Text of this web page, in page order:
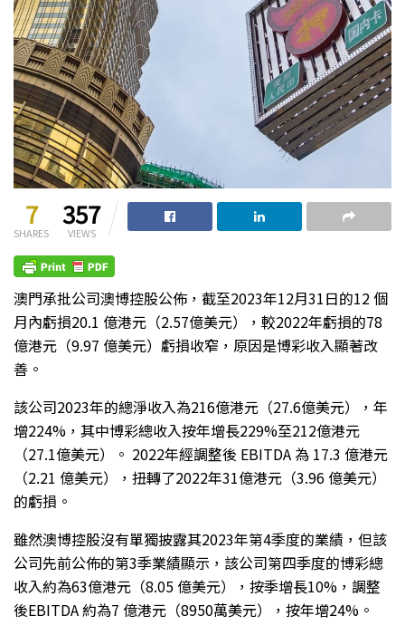
7
SHARES
357
VIEWS
澳門承批公司澳博控股公佈，截至2023年12月31日的12 個
月內虧損20.1 億港元（2.57億美元），較2022年虧損的78
億港元（9.97 億美元）虧損收窄，原因是博彩收入顯著改
善。
該公司2023年的總淨收入為216億港元（27.6億美元），年
增224%，其中博彩總收入按年增長229%至212億港元
（27.1億美元）。 2022年經調整後 EBITDA 為 17.3 億港元
（2.21 億美元），扭轉了2022年31億港元（3.96 億美元）
的虧損。
雖然澳博控股沒有單獨披露其2023年第4季度的業績，但該
公司先前公佈的第3季業績顯示，該公司第四季度的博彩總
收入約為63億港元（8.05 億美元），按季增長10%，調整
後EBITDA 約為7 億港元（8950萬美元），按年增24%。